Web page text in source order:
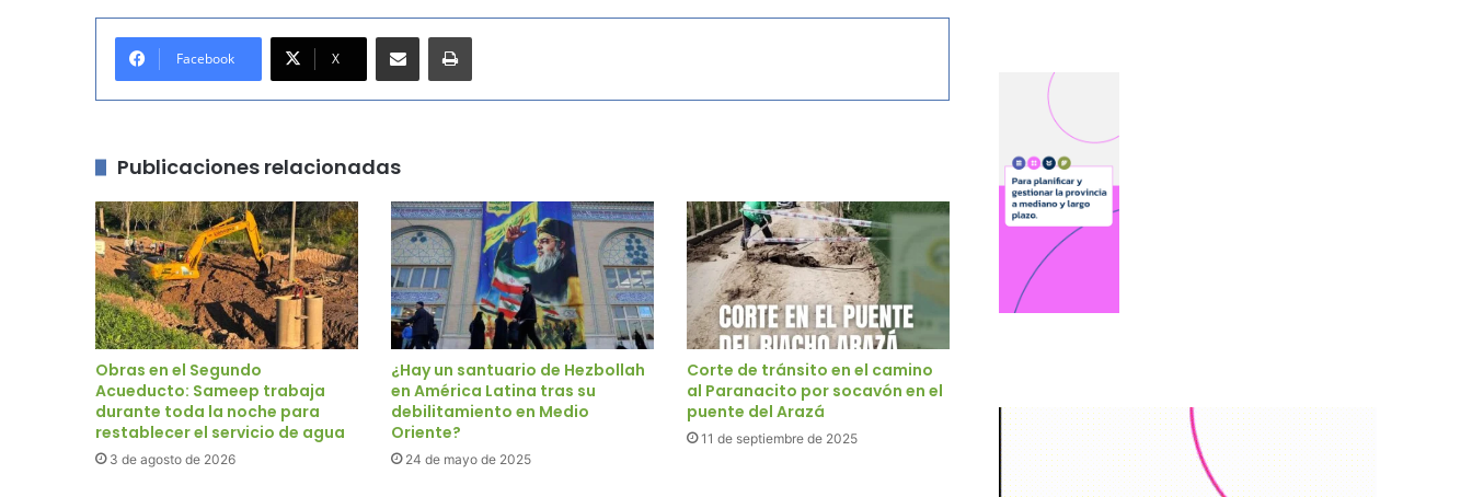
Facebook X
Publicaciones relacionadas
Obras en el Segundo
Acueducto: Sameep trabaja
durante toda la noche para
restablecer el servicio de agua
3 de agosto de 2026
¿Hay un santuario de Hezbollah
en América Latina tras su
debilitamiento en Medio
Oriente?
24 de mayo de 2025
Corte de tránsito en el camino
al Paranacito por socavón en el
puente del Arazá
11 de septiembre de 2025